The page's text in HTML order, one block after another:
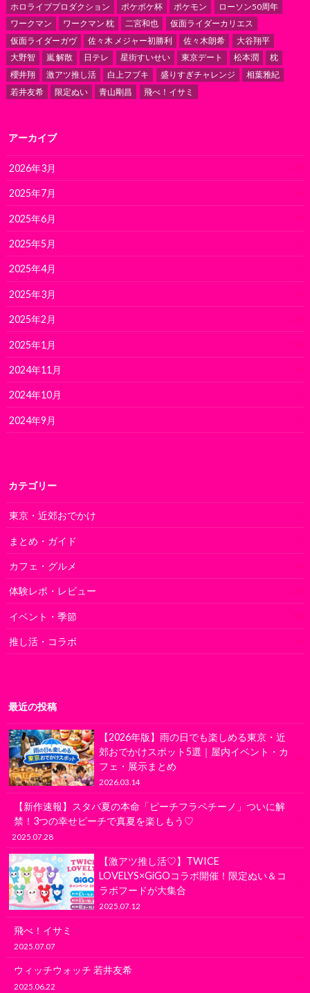
ホロライブプロダクション
ポケポケ杯 ポケモン
ローソン50周年
ワークマン
ワークマン 枕 二宮和也
仮面ライダーカリエス
仮面ライダーガヴ
佐々木 メジャー初勝利 佐々木朗希
大谷翔平
大野智
嵐 解散 日テレ 星街すいせい 東京デート 松本潤
枕
櫻井翔
激アツ推し活 白上フブキ 盛りすぎチャレンジ
相葉雅紀
若井友希
限定ぬい 青山剛昌 飛べ！イサミ
アーカイブ
2026年3月
2025年7月
2025年6月
2025年5月
2025年4月
2025年3月
2025年2月
2025年1月
2024年11月
2024年10月
2024年9月
カテゴリー
東京・近郊おでかけ
まとめ・ガイド
カフェ・グルメ
体験レポ・レビュー
イベント・季節
推し活・コラボ
最近の投稿
【2026年版】雨の日でも楽しめる東京・近
郊おでかけスポット5選｜屋内イベント・カ
フェ・展示まとめ
2026.03.14
【新作速報】スタバ夏の本命「ピーチフラペチーノ」ついに解
禁！3つの幸せピーチで真夏を楽しもう♡
2025.07.28
【激アツ推し活♡】TWICE
LOVELYS×GiGOコラボ開催！限定ぬい＆コ
ラボフードが大集合
2025.07.12
飛べ！イサミ
2025.07.07
ウィッチウォッチ 若井友希
2025.06.22